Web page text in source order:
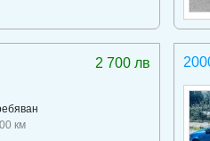
2 700 лв
км